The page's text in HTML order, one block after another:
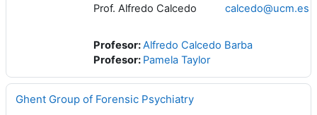
Prof. Alfredo Calcedo calcedo@ucm.es
Profesor:Alfredo Calcedo Barba
Profesor: Pamela Taylor
Ghent Group of Forensic Psychiatry